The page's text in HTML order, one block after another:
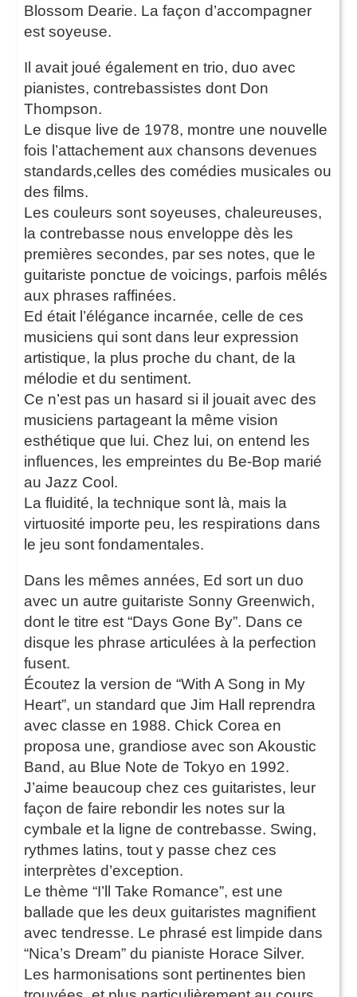
Blossom Dearie. La façon d’accompagner
est soyeuse.
Il avait joué également en trio, duo avec
pianistes, contrebassistes dont Don
Thompson.
Le disque live de 1978, montre une nouvelle
fois l’attachement aux chansons devenues
standards,celles des comédies musicales ou
des films.
Les couleurs sont soyeuses, chaleureuses,
la contrebasse nous enveloppe dès les
premières secondes, par ses notes, que le
guitariste ponctue de voicings, parfois mêlés
aux phrases raffinées.
Ed était l’élégance incarnée, celle de ces
musiciens qui sont dans leur expression
artistique, la plus proche du chant, de la
mélodie et du sentiment.
Ce n’est pas un hasard si il jouait avec des
musiciens partageant la même vision
esthétique que lui. Chez lui, on entend les
influences, les empreintes du Be-Bop marié
au Jazz Cool.
La fluidité, la technique sont là, mais la
virtuosité importe peu, les respirations dans
le jeu sont fondamentales.
Dans les mêmes années, Ed sort un duo
avec un autre guitariste Sonny Greenwich,
dont le titre est “Days Gone By”. Dans ce
disque les phrase articulées à la perfection
fusent.
Écoutez la version de “With A Song in My
Heart”, un standard que Jim Hall reprendra
avec classe en 1988. Chick Corea en
proposa une, grandiose avec son Akoustic
Band, au Blue Note de Tokyo en 1992.
J’aime beaucoup chez ces guitaristes, leur
façon de faire rebondir les notes sur la
cymbale et la ligne de contrebasse. Swing,
rythmes latins, tout y passe chez ces
interprètes d’exception.
Le thème “I’ll Take Romance”, est une
ballade que les deux guitaristes magnifient
avec tendresse. Le phrasé est limpide dans
“Nica’s Dream” du pianiste Horace Silver.
Les harmonisations sont pertinentes bien